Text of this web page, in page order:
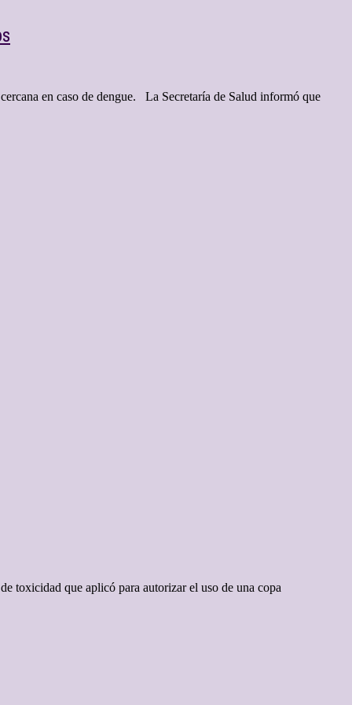
en caso de dengue. La Secretaría de Salud informó que
toxicidad que aplicó para autorizar el uso de una copa